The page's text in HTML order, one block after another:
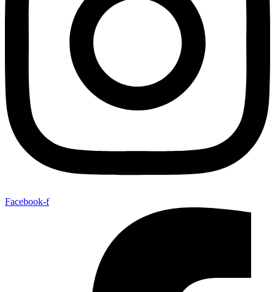
Facebook-f